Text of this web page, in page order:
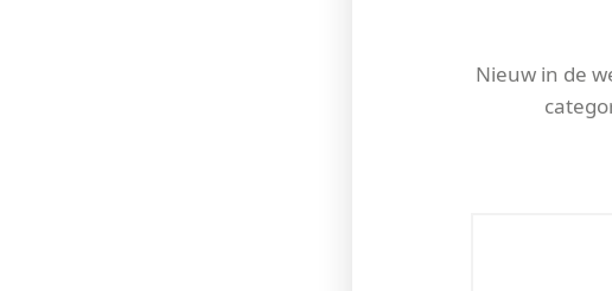
Nieuw in de